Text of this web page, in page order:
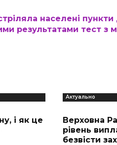
населені
результатами тест з
і як це
Актуально
Верховна
рівень
безвісти